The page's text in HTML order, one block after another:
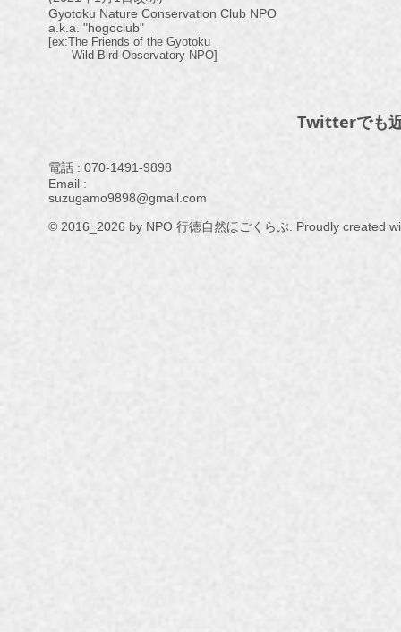
Gyotoku Nature Conservation Club NPO
a.k.a. "hogoclub"
[ex:The Friends of the Gyōtoku
Wild Bird Observatory NPO]
Twitterでも
電話 : ​070-1491-9898
Email :
suzugamo9898@gmail.com
© 2016_2026 by NPO 行徳自然ほごくらぶ. Proudly created